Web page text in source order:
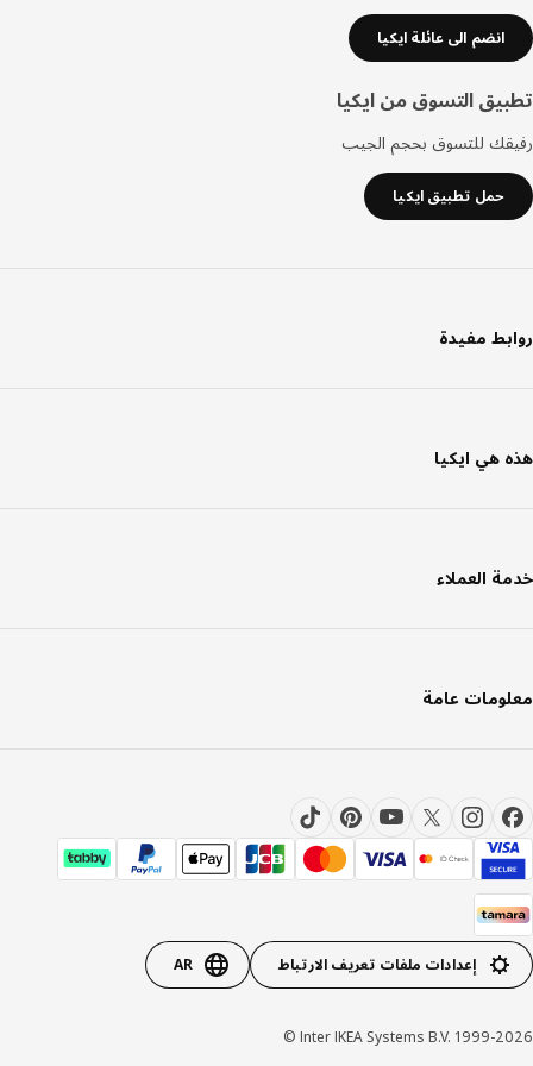
انضم الى عائلة ايكيا
التسوق من ايكيا
للتسوق بحجم الجيب
حمل تطبيق ايكيا
مفيدة
هي ايكيا
العملاء
عامة
إعدادات ملفات تعريف الارتباط AR
Inter IKEA Systems B.V. 1999-